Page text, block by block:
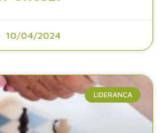
10/04/2024
LIDERANÇA